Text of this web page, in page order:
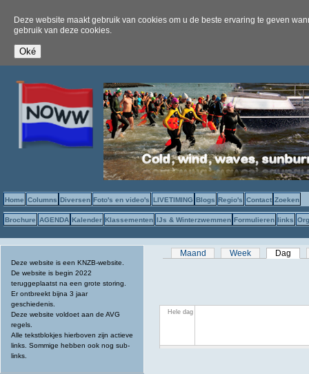
Deze website maakt gebruik van cookies om u de beste ervaring te geven
gebruik van deze cookies.
Home Columns Diversen Foto's en video's LIVETIMING Blogs Regio's Contact Zoeken
Brochure AGENDA Kalender Klassementen IJs & Winterzwemmen Formulieren links
Deze website is een KNZB-website.
De website is begin 2022
teruggeplaatst na een grote storing.
Er ontbreekt bijna 3 jaar
geschiedenis.
Deze website voldoet aan de AVG
regels.
Alle tekstblokjes hierboven zijn actieve
links. Sommige hebben ook nog sub-
links.
Primaire tabs
Maand Week Dag
Hele dag